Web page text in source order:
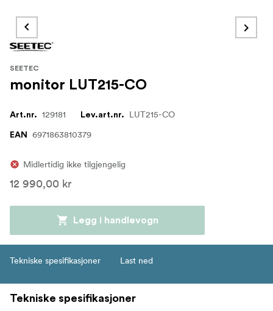
SEETEC
monitor LUT215-CO
Art.nr. 129181 Lev.art.nr. LUT215-CO
EAN 6971863810379
Midlertidig ikke tilgjengelig
12 990,00 kr
Legg i handlevogn
Tekniske spesifikasjoner Last ned
Tekniske spesifikasjoner